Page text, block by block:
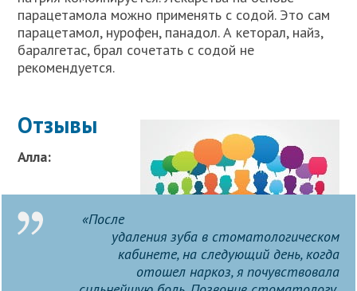
парацетамола можно применять с содой. Это сам
парацетамол, нурофен, панадол. А кеторал, найз,
баралгетас, брал сочетать с содой не
рекомендуется.
Отзывы
Алла:
«После
удаления зуба в стоматологическом
кабинете, на следующий день, когда
отошел наркоз, я почувствовала